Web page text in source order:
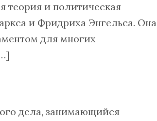
теория и политическая
и Фридриха Энгельса. Она
для многих
дела, занимающийся